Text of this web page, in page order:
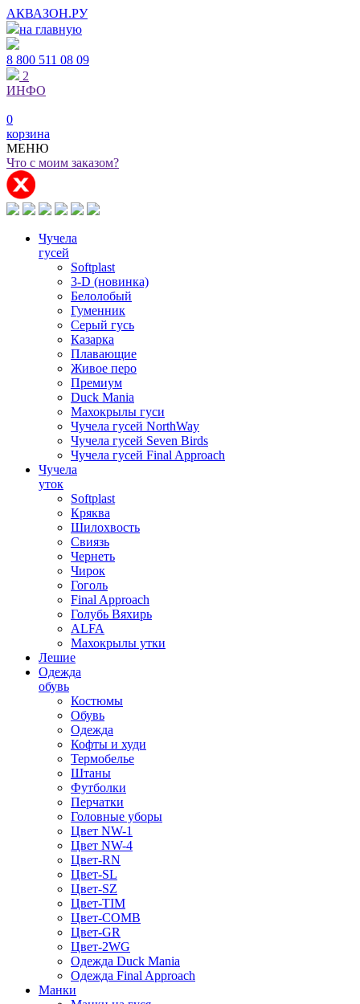
АКВАЗОН.РУ
на главную
8 800 511 08 09
2
ИНФО
0
корзина
МЕНЮ
Что с моим заказом?
Чучела
гусей
Softplast
3-D (новинка)
Белолобый
Гуменник
Серый гусь
Казарка
Плавающие
Живое перо
Премиум
Duck Mania
Махокрылы гуси
Чучела гусей NorthWay
Чучела гусей Seven Birds
Чучела гусей Final Approach
Чучела
уток
Softplast
Кряква
Шилохвость
Свиязь
Чернеть
Чирок
Гоголь
Final Approach
Голубь Вяхирь
ALFA
Махокрылы утки
Лешие
Одежда
обувь
Костюмы
Обувь
Одежда
Кофты и худи
Термобелье
Штаны
Футболки
Перчатки
Головные уборы
Цвет NW-1
Цвет NW-4
Цвет-RN
Цвет-SL
Цвет-SZ
Цвет-TIM
Цвет-COMB
Цвет-GR
Цвет-2WG
Одежда Duck Mania
Одежда Final Approach
Манки